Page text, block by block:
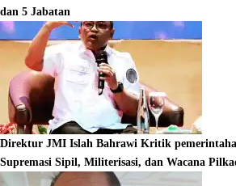
dan 5 Jabatan
Direktur JMI Islah Bahrawi Kritik
Supremasi Sipil, Militerisasi, dan Wacana